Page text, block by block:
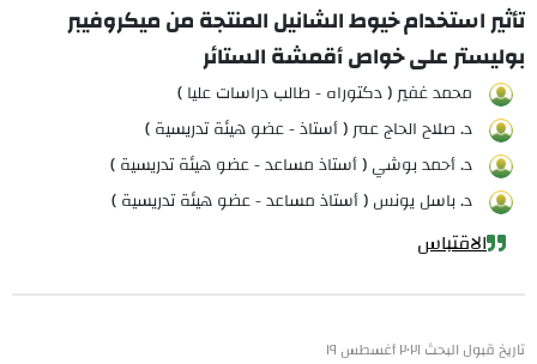
تأثير استخدام خيوط الشانيل المنتجة من ميكروفيبر
بوليستر على خواص أقمشة الستائر
محمد غفير ( دكتوراه - طالب دراسات عليا )
د. صلاح الحاج عمر ( أستاذ - عضو هيئة تدريسية )
د. أحمد بوشي ( أستاذ مساعد - عضو هيئة تدريسية )
د. باسل يونس ( أستاذ مساعد - عضو هيئة تدريسية )
الاقتباس
تاريخ قبول البحث ٢٠٢١ أغسطس ١٩